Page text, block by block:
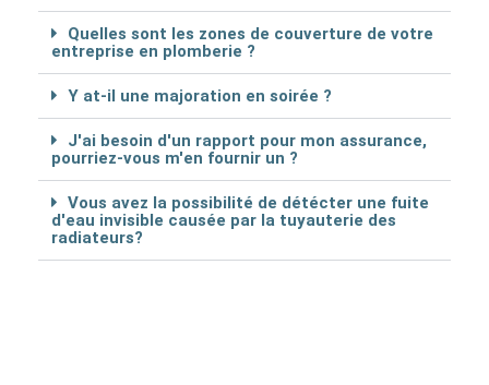
Quelles sont les zones de couverture de votre
entreprise en plomberie ?
Y at-il une majoration en soirée ?
J'ai besoin d'un rapport pour mon assurance,
pourriez-vous m'en fournir un ?
Vous avez la possibilité de détécter une fuite
d'eau invisible causée par la tuyauterie des
radiateurs?